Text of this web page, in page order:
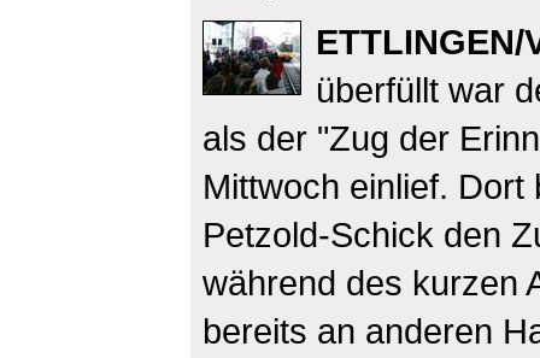
ETTLINGEN/
überfüllt war
als der "Zug der
Mittwoch einlief.
Petzold-Schick den
während des kurzen
bereits an anderen